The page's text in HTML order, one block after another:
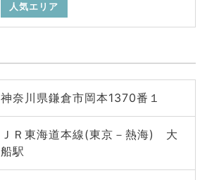
人気エリア
神奈川県鎌倉市岡本1370番１
ＪＲ東海道本線(東京－熱海) 大
船駅